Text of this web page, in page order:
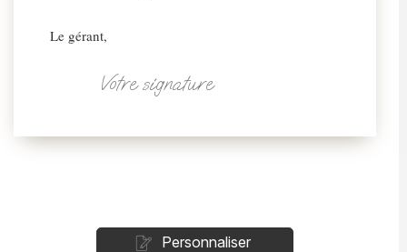
Le gérant,
Votre signature
Personnaliser